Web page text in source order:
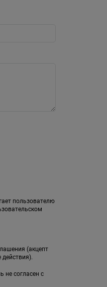
пользователю
(акцепт
не согласен с